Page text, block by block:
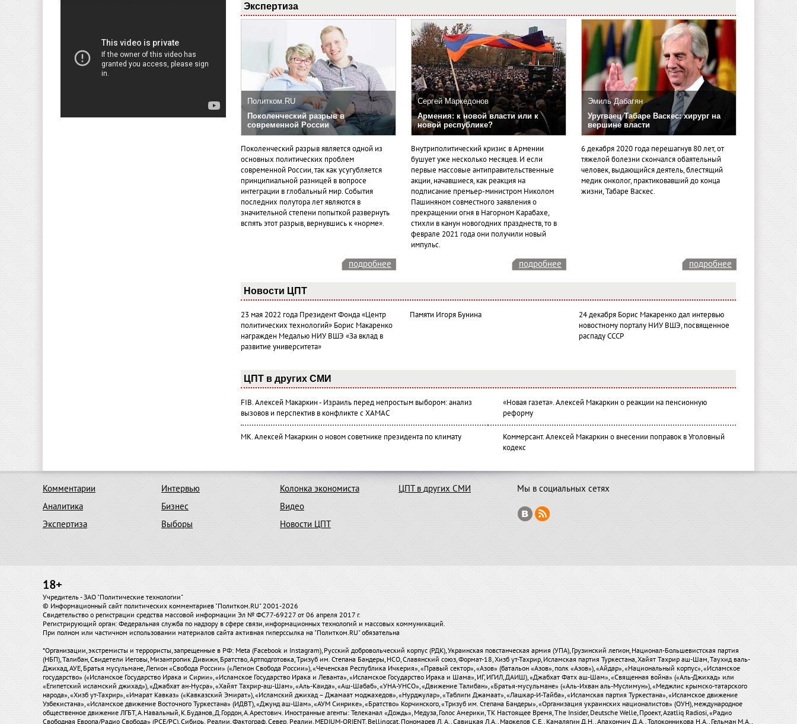
Экспертиза
Политком.RU
Поколенческий разрыв в
современной России
Поколенческий разрыв является одной из
основных политических проблем
современной России, так как усугубляется
принципиальной разницей в вопросе
интеграции в глобальный мир. События
последних полутора лет являются в
значительной степени попыткой развернуть
вспять этот разрыв, вернувшись к «норме».
Сергей Маркедонов
Армения: к новой власти или к
новой республике?
Внутриполитический кризис в Армении
бушует уже несколько месяцев. И если
первые массовые антиправительственные
акции, начавшиеся, как реакция на
подписание премьер-министром Николом
Пашиняном совместного заявления о
прекращении огня в Нагорном Карабахе,
стихли в канун новогодних празднеств, то в
феврале 2021 года они получили новый
импульс.
Эмиль Дабагян
Уругваец Табаре Васкес: хирург на
вершине власти
6 декабря 2020 года перешагнув 80 лет, от
тяжелой болезни скончался обаятельный
человек, выдающийся деятель, блестящий
медик онколог, практиковавший до конца
жизни, Табаре Васкес.
подробнее подробнее подробнее
Новости ЦПТ
23 мая 2022 года Президент Фонда «Центр
политических технологий» Борис Макаренко
награжден Медалью НИУ ВШЭ «За вклад в
развитие университета»
Памяти Игоря Бунина
24 декабря Борис Макаренко дал интервью
новостному порталу НИУ ВШЭ, посвященное
распаду СССР
ЦПТ в других СМИ
FIB. Алексей Макаркин - Израиль перед непростым выбором: анализ
вызовов и перспектив в конфликте с ХАМАС
«Новая газета». Алексей Макаркин о реакции на пенсионную
реформу
МК. Алексей Макаркин о новом советнике президента по климату
Коммерсант. Алексей Макаркин о внесении поправок в Уголовный
кодекс
Комментарии
Аналитика
Экспертиза
Интервью
Бизнес
Выборы
Колонка экономиста
Видео
Новости ЦПТ
ЦПТ в других СМИ Мы в социальных сетях
18+
Учредитель - ЗАО "Политические технологии"
© Информационный сайт политических комментариев "Политком.RU" 2001-2026
Свидетельство о регистрации средства массовой информации Эл № ФС77-69227 от 06 апреля 2017 г.
Регистрирующий орган: Федеральная служба по надзору в сфере связи, информационных технологий и массовых коммуникаций.
При полном или частичном использовании материалов сайта активная гиперссылка на "Политком.RU" обязательна
*Организации, экстремисты и террористы, запрещенные в РФ: Meta (Facebook и Instagram), Русский добровольческий корпус (РДК), Украинская повстанческая армия (УПА), Грузинский легион, Национал-Большевистская партия
(НБП), Талибан, Свидетели Иеговы, Мизантропик Дивижн, Братство, Артподготовка, Тризуб им. Степана Бандеры, НСО, Славянский союз, Формат-18, Хизб ут-Тахрир, Исламская партия Туркестана, Хайят Тахрир аш-Шам, Таухид валь-
Джихад, АУЕ, Братья мусульмане, Легион «Свобода России» («Легион Свобода России»), «Чеченская Республика Ичкерия», «Правый сектор», «Азов» (батальон «Азов», полк «Азов»), «Айдар», «Национальный корпус», «Исламское
государство» («Исламское Государство Ирака и Сирии», «Исламское Государство Ирака и Леванта», «Исламское Государство Ирака и Шама», ИГ, ИГИЛ, ДАИШ), «Джабхат Фатх аш-Шам», «Священная война» («Аль-Джихад» или
«Египетский исламский джихад»), «Джабхат ан-Нусра», «Хайят Тахрир-аш-Шам», «Аль-Каида», «Аш-Шабаб», «УНА-УНСО», «Движение Талибан», «Братья-мусульмане» («Аль-Ихван аль-Муслимун»), «Меджлис крымско-татарского
народа», «Хизб ут-Тахрир», «Имарат Кавказ» («Кавказский Эмират»), «Исламский джихад – Джамаат моджахедов», «Нурджулар», «Таблиги Джамаат», «Лашкар-И-Тайба», «Исламская партия Туркестана», «Исламское движение
Узбекистана», «Исламское движение Восточного Туркестана» (ИДВТ), «Джунд аш-Шам», «АУМ Синрике», «Братство» Корчинского, «Тризуб им. Степана Бандеры», «Организация украинских националистов» (ОУН), международное
общественное движение ЛГБТ, А.Навальный, К.Буданов, Д.Гордон, А.Арестович. Иностранные агенты: Телеканал «Дождь», Медуза, Голос Америки, ТК Настоящее Время, The Insider, Deutsche Welle, Проект, Azatliq Radiosi, «Радио
Свободная Европа/Радио Свобода» (PCE/PC), Сибирь. Реалии, Фактограф, Север. Реалии, MEDIUM-ORIENT, Bellingcat, Пономарев Л. А., Савицкая Л.А., Маркелов С.Е., Камалягин Д.Н., Апахончич Д.А., Толоконникова Н.А., Гельман М.А.,